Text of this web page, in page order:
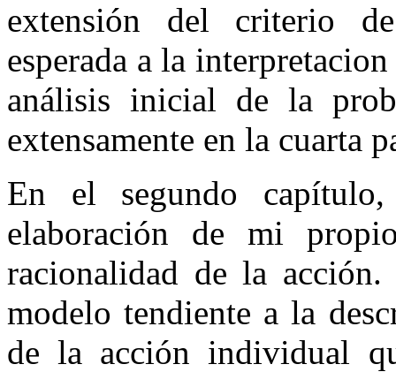
extensión del criterio
esperada a la
análisis inicial de la
extensamente en la cuarta
En el segundo
elaboración de mi
racionalidad de la
modelo tendiente a la
de la acción individual